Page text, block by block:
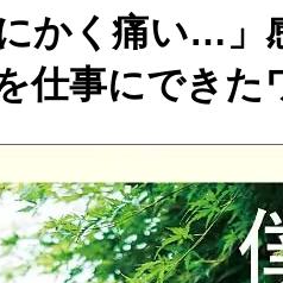
かく痛い…」
仕事にできた